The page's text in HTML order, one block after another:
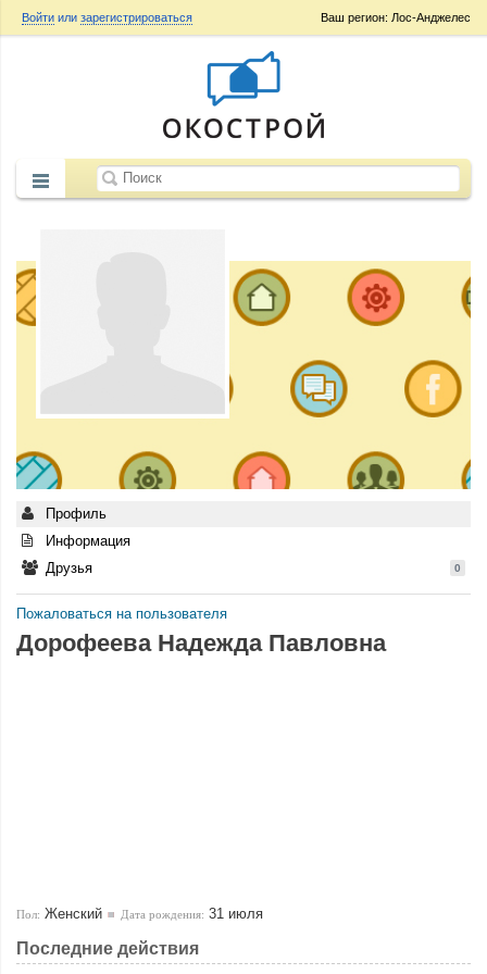
Ваш регион: Лос-Анджелес
Войти или зарегистрироваться
Профиль
Информация
Друзья
0
Пожаловаться на пользователя
Дорофеева Надежда Павловна
Пол: Женский Дата рождения: 31 июля
Последние действия